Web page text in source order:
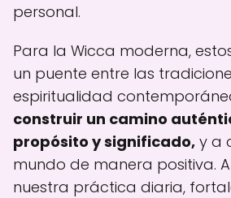
personal.
Para la Wicca moderna,
un puente entre las
espiritualidad
construir un camino
propósito y significado, y a
mundo de manera positiva.
nuestra práctica diaria,